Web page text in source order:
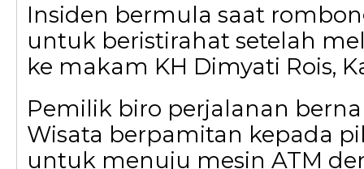
Insiden bermula saat
untuk beristirahat setelah
ke makam KH Dimyati Rois,
Pemilik biro perjalanan
Wisata berpamitan kepada
untuk menuju mesin ATM